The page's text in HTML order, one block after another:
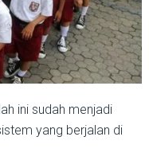
ini sudah menjadi
yang berjalan di